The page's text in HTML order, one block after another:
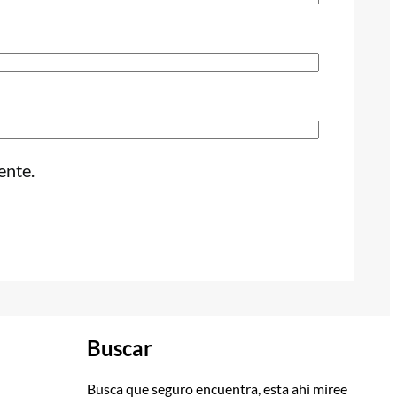
Buscar
Busca que seguro encuentra, esta ahi miree